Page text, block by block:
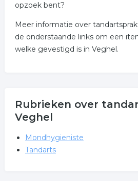
opzoek bent?
Meer informatie over
de onderstaande links om een
welke gevestigd is in Veghel.
Rubrieken over
Veghel
Mondhygieniste
Tandarts